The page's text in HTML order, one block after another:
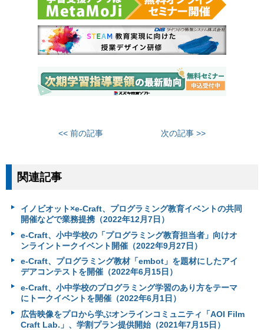
<< 前の記事 次の記事 >>
関連記事
イノビオット×e-Craft、プログラミング教育イベントの共同
開催などで業務提携（2022年12月7日）
e-Craft、小中学校の「プログラミング教育担当者」向けオ
ンライントークイベント開催（2022年9月27日）
e-Craft、プログラミング教材「embot」を題材にしたアイ
デアコンテストを開催（2022年6月15日）
e-Craft、小中学校のプログラミング学習のあり方をテーマ
にトークイベントを開催（2022年6月1日）
広告映像をプロから学ぶオンラインコミュニティ「AOI Film
Craft Lab.」、学割プラン提供開始（2021年7月15日）